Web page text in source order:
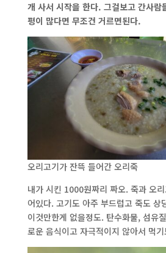
개 사서 시작을 한다. 그걸보고 간사람
평이 많다면 무조건 거르면된다.
오리고기가 잔뜩 들어간 오리죽
내가 시킨 1000원짜리 짜오. 죽과 오
어있다. 고기도 아주 부드럽고 죽도 상
이것만한게 없을정도. 탄수화물, 섬유
로운 음식이고 자극적이지 않아서 먹